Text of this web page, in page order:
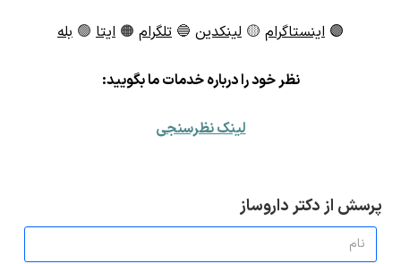
🟣 اینستاگرام 🟡 لینکدین 🔵 تلگرام 🟠 ایتا 🟢 بله
نظر خود را درباره خدمات ما بگویید:
لینک نظرسنجی
پرسش از دکتر داروساز